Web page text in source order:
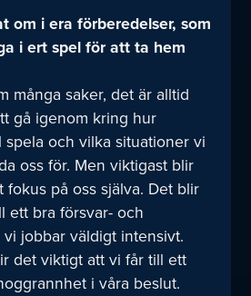
om i era förberedelser, som
i ert spel för att ta hem
många saker, det är alltid
gå igenom kring hur
spela och vilka situationer vi
oss för. Men viktigast blir
fokus på oss själva. Det blir
ett bra försvar- och
jobbar väldigt intensivt.
det viktigt att vi får till ett
i våra beslut.